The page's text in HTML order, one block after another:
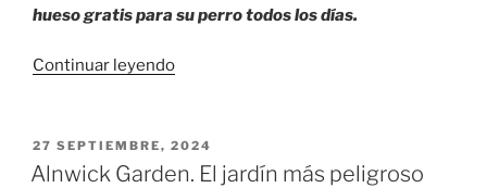
hueso gratis para su perro todos los días.
Continuar leyendo«Hetty
y
avaricia.»
PUBLICADO
EL
27 SEPTIEMBRE, 2024
Alnwick Garden. El jardín más peligroso